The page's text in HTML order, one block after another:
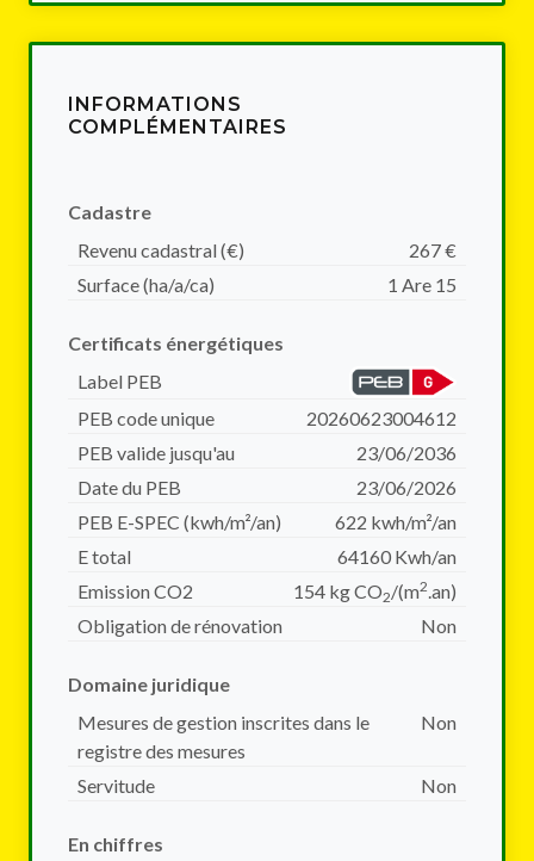
INFORMATIONS
COMPLÉMENTAIRES
Cadastre
Revenu cadastral (€)
267 €
Surface (ha/a/ca)
1 Are 15
Certificats énergétiques
Label PEB
PEB code unique
20260623004612
PEB valide jusqu'au
23/06/2036
Date du PEB
23/06/2026
PEB E-SPEC (kwh/m²/an)
622 kwh/m²/an
E total
64160 Kwh/an
Emission CO2
154 kg CO2/(m2 .an)
Obligation de rénovation
Non
Domaine juridique
Mesures de gestion inscrites dans le
registre des mesures
Non
Servitude Non
En chiffres